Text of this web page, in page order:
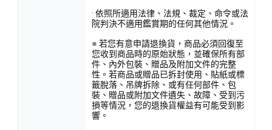
· 依照所適用法律、法規、裁定、命令或法
院判決不適用鑑賞期的任何其他情況。
※ 若您有意申請退換貨，商品必須回復至
您收到商品時的原始狀態，並確保所有部
件、內外包裝、贈品及附加文件的完整
性。若商品或贈品已拆封使用、貼紙或標
籤脫落、吊牌拆除、或有任何部件、包
裝、贈品或附加文件遺失、故障、受到污
損等情況，您的退換貨權益有可能受到影
響。